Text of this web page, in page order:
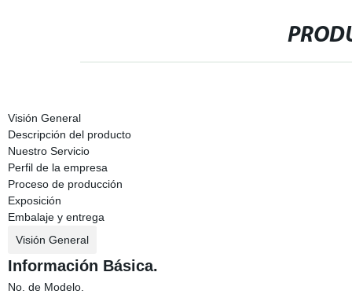
Visión General
Descripción del producto
Nuestro Servicio
Perfil de la empresa
Proceso de producción
Exposición
Embalaje y entrega
Visión General
Información Básica.
No. de Modelo.